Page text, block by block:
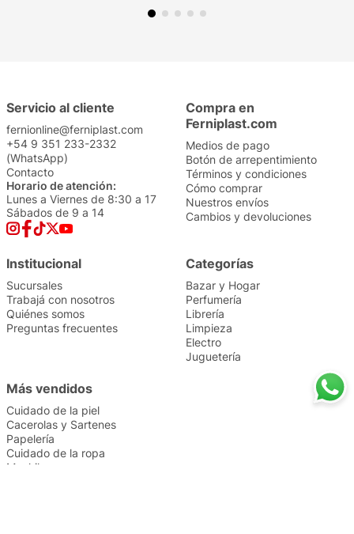
Servicio al cliente
fernionline@ferniplast.com
+54 9 351 233-2332
(WhatsApp)
Contacto
Horario de atención:
Lunes a Viernes de 8:30 a 17
Sábados de 9 a 14
Compra en
Ferniplast.com
Medios de pago
Botón de arrepentimiento
Términos y condiciones
Cómo comprar
Nuestros envíos
Cambios y devoluciones
Institucional
Sucursales
Trabajá con nosotros
Quiénes somos
Preguntas frecuentes
Categorías
Bazar y Hogar
Perfumería
Librería
Limpieza
Electro
Juguetería
Más vendidos
Cuidado de la piel
Cacerolas y Sartenes
Papelería
Cuidado de la ropa
Mochilas